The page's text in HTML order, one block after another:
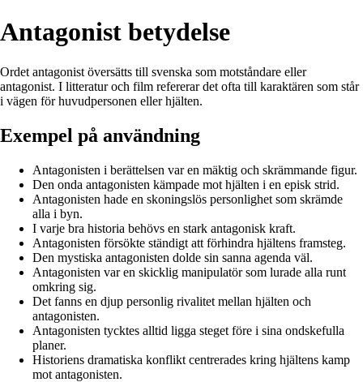
Antagonist betydelse
Ordet antagonist översätts till svenska som motståndare eller
antagonist. I litteratur och film refererar det ofta till karaktären som står
i vägen för huvudpersonen eller hjälten.
Exempel på användning
Antagonisten i berättelsen var en mäktig och skrämmande figur.
Den onda antagonisten kämpade mot hjälten i en episk strid.
Antagonisten hade en skoningslös personlighet som skrämde
alla i byn.
I varje bra historia behövs en stark antagonisk kraft.
Antagonisten försökte ständigt att förhindra hjältens framsteg.
Den mystiska antagonisten dolde sin sanna agenda väl.
Antagonisten var en skicklig manipulatör som lurade alla runt
omkring sig.
Det fanns en djup personlig rivalitet mellan hjälten och
antagonisten.
Antagonisten tycktes alltid ligga steget före i sina ondskefulla
planer.
Historiens dramatiska konflikt centrerades kring hjältens kamp
mot antagonisten.